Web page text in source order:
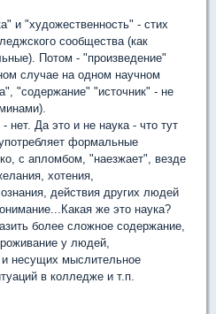
и "художественность" - стих
сообщества (как
Потом - "произведение"
случае на одном научном
"содержание" "источник" - не
нет. Да это и не наука - что тут
формальные
с апломбом, "наезжает", везде
хотения,
действия других людей
же это наука?
более сложное содержание,
у людей,
несущих мыслительное
в колледже и т.п.